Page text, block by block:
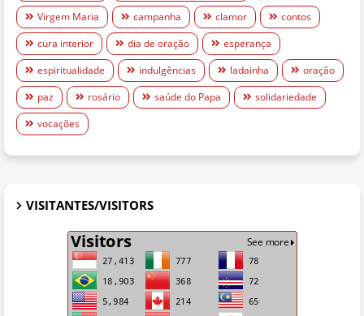
Virgem Maria
campanha clamor
contos
cura interior
dia de oração
esperança
espiritualidade
indulgências ladainha
oração
paz
rosário saúde do Papa
solidariedade
vocações
VISITANTES/VISITORS